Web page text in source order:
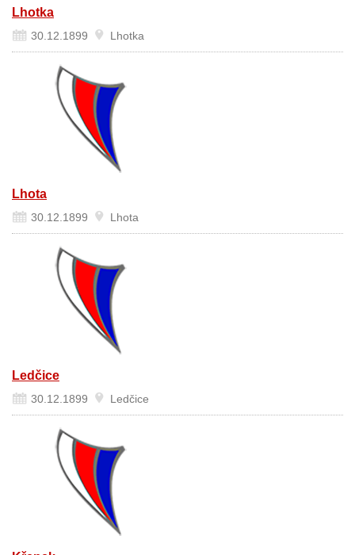
Lhotka
30.12.1899 Lhotka
Lhota
30.12.1899 Lhota
Ledčice
30.12.1899 Ledčice